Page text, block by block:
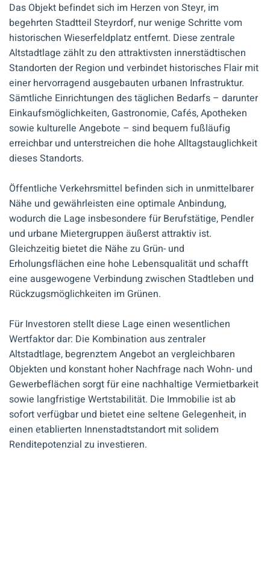
Das Objekt befindet sich im Herzen von Steyr, im
begehrten Stadtteil Steyrdorf, nur wenige Schritte vom
historischen Wieserfeldplatz entfernt. Diese zentrale
Altstadtlage zählt zu den attraktivsten innerstädtischen
Standorten der Region und verbindet historisches Flair mit
einer hervorragend ausgebauten urbanen Infrastruktur.
Sämtliche Einrichtungen des täglichen Bedarfs – darunter
Einkaufsmöglichkeiten, Gastronomie, Cafés, Apotheken
sowie kulturelle Angebote – sind bequem fußläufig
erreichbar und unterstreichen die hohe Alltagstauglichkeit
dieses Standorts.
Öffentliche Verkehrsmittel befinden sich in unmittelbarer
Nähe und gewährleisten eine optimale Anbindung,
wodurch die Lage insbesondere für Berufstätige, Pendler
und urbane Mietergruppen äußerst attraktiv ist.
Gleichzeitig bietet die Nähe zu Grün- und
Erholungsflächen eine hohe Lebensqualität und schafft
eine ausgewogene Verbindung zwischen Stadtleben und
Rückzugsmöglichkeiten im Grünen.
Für Investoren stellt diese Lage einen wesentlichen
Wertfaktor dar: Die Kombination aus zentraler
Altstadtlage, begrenztem Angebot an vergleichbaren
Objekten und konstant hoher Nachfrage nach Wohn- und
Gewerbeflächen sorgt für eine nachhaltige Vermietbarkeit
sowie langfristige Wertstabilität. Die Immobilie ist ab
sofort verfügbar und bietet eine seltene Gelegenheit, in
einen etablierten Innenstadtstandort mit solidem
Renditepotenzial zu investieren.